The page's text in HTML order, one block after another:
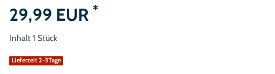
29,99 EUR *
Inhalt1 Stück
Lieferzeit 2-3Tage